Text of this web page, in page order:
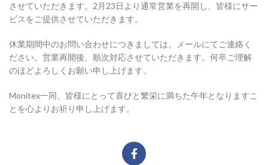
させていただきます。2月23日より通常営業を再開し、皆様にサー
ビスをご提供させていただきます。
休業期間中のお問い合わせにつきましては、メールにてご連絡く
ださい。営業再開後、順次対応させていただきます。何卒ご理解
のほどよろしくお願い申し上げます。
Monitex一同、皆様にとって喜びと繁栄に満ちた午年となりますこ
とを心よりお祈り申し上げます。